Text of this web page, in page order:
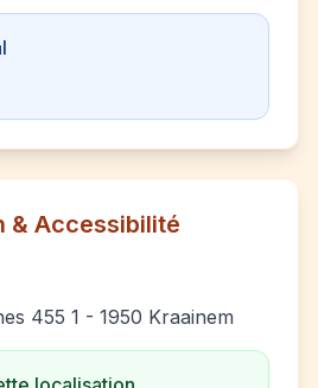
& Accessibilité
455 1 - 1950 Kraainem